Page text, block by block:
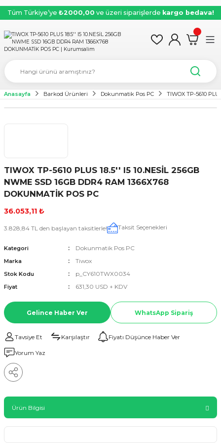
Tüm Türkiye’ye ₺2000,00 ve üzeri siparişlerde kargo bedava!
Anasayfa Barkod Ürünleri Dokunmatik Pos PC TIWOX TP-5610
TIWOX TP-5610 PLUS 18.5'' I5 10.NESİL 256GB
NWME SSD 16GB DDR4 RAM 1366X768
DOKUNMATİK POS PC
36.053,11 ₺
3.828,84 TL den başlayan taksitlerle! Taksit Seçenekleri
Kategori Dokunmatik Pos PC
Marka Tiwox
Stok Kodu p_CY610TWX0034
Fiyat 631,30 USD + KDV
Gelince Haber Ver WhatsApp Sipariş
Tavsiye Et Karşılaştır Fiyatı Düşünce Haber Ver
Yorum Yaz
Ürün Bilgisi